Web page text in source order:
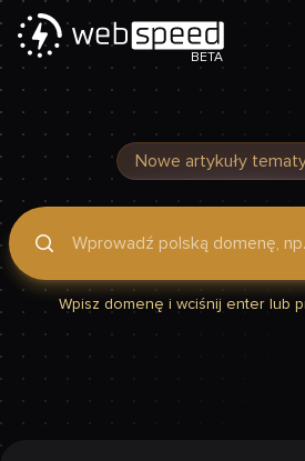
BETA
Nowe artykuły
Podaj domenę, by sprawdzić, czy
Wpisz domenę i wciśnij enter lub